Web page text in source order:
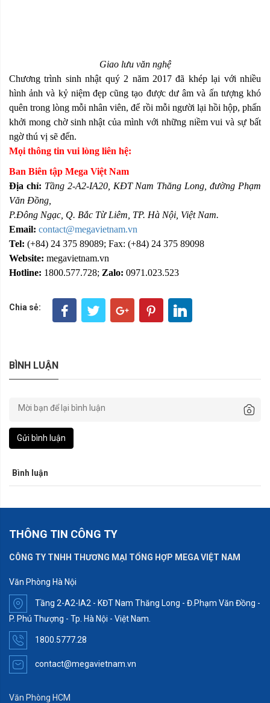
Giao lưu văn nghệ
Chương trình sinh nhật quý 2 năm 2017 đã khép lại với nhiều
hình ảnh và kỷ niệm đẹp cũng tạo được dư âm và ấn tượng khó
quên trong lòng mỗi nhân viên, để rồi mỗi người lại hồi hộp, phấn
khởi mong chờ sinh nhật của mình với những niềm vui và sự bất
ngờ thú vị sẽ đến.
Mọi thông tin vui lòng liên hệ:
Ban Biên tập Mega Việt Nam
Địa chỉ: Tầng 2-A2-IA20, KĐT Nam Thăng Long, đường Phạm
Văn Đồng,
P.Đông Ngạc, Q. Bắc Từ Liêm, TP. Hà Nội, Việt Nam.
Email: contact@megavietnam.vn
Tel: (+84) 24 375 89089; Fax: (+84) 24 375 89098
Website: megavietnam.vn
Hotline: 1800.577.728; Zalo: 0971.023.523
Chia sẻ:
BÌNH LUẬN
Gửi bình luận
Bình luận
THÔNG TIN CÔNG TY
CÔNG TY TNHH THƯƠNG MẠI TỔNG HỢP MEGA VIỆT NAM
Văn Phòng Hà Nội
Tầng 2-A2-IA2 - KĐT Nam Thăng Long - Đ.Phạm Văn Đồng -
P. Phú Thượng - Tp. Hà Nội - Việt Nam.
1800.5777.28
contact@megavietnam.vn
Văn Phòng HCM